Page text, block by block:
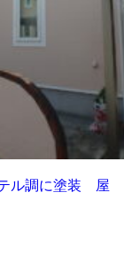
ル調に塗装 屋